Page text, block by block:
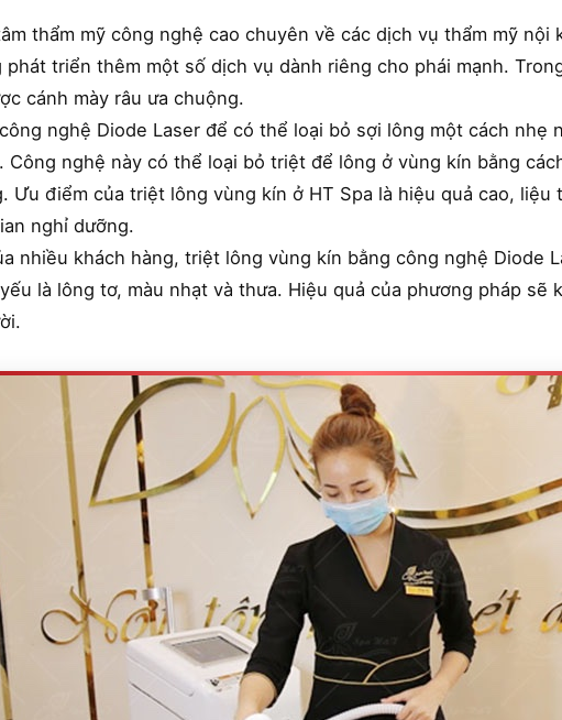
thẩm mỹ công nghệ cao chuyên về các dịch vụ thẩm mỹ nội
phát triển thêm một số dịch vụ dành riêng cho phái mạnh.
cánh mày râu ưa chuộng.
nghệ Diode Laser để có thể loại bỏ sợi lông một cách nhẹ
Công nghệ này có thể loại bỏ triệt để lông ở vùng kín bằng
Ưu điểm của triệt lông vùng kín ở HT Spa là hiệu quả cao, liệu
nghỉ dưỡng.
nhiều khách hàng, triệt lông vùng kín bằng công nghệ Diode
là lông tơ, màu nhạt và thưa. Hiệu quả của phương pháp sẽ